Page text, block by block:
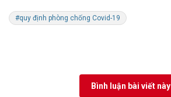
#quy định phòng chống Covid-19
Bình luận bài viết này